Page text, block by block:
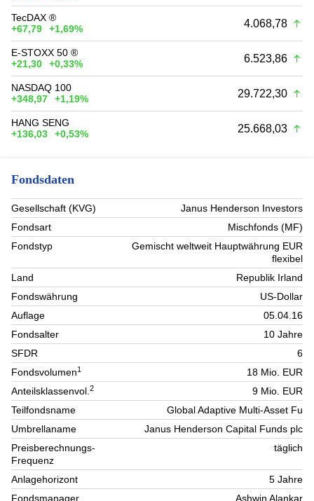
TecDAX ®
+67,79
+1,69% 4.068,78
E-STOXX 50 ®
+21,30
+0,33% 6.523,86
NASDAQ 100
+348,97
+1,19% 29.722,30
HANG SENG
+136,03
+0,53% 25.668,03
Fondsdaten
Gesellschaft (KVG)
Janus Henderson Investors
Fondsart
Mischfonds (MF)
Fondstyp
Gemischt weltweit Hauptwährung EUR
flexibel
Land
Republik Irland
Fondswährung
US-Dollar
Auflage
05.04.16
Fondsalter
10 Jahre
SFDR
6
Fondsvolumen1
18 Mio. EUR
Anteilsklassenvol.2
9 Mio. EUR
Teilfondsname
Global Adaptive Multi-Asset Fu
Umbrellaname
Janus Henderson Capital Funds plc
Preisberechnungs-
Frequenz
täglich
Anlagehorizont
5 Jahre
Fondsmanager
Ashwin Alankar